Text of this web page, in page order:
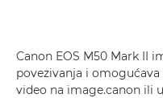
Canon EOS M50 Mark II
povezivanja i
video na image.canon ili